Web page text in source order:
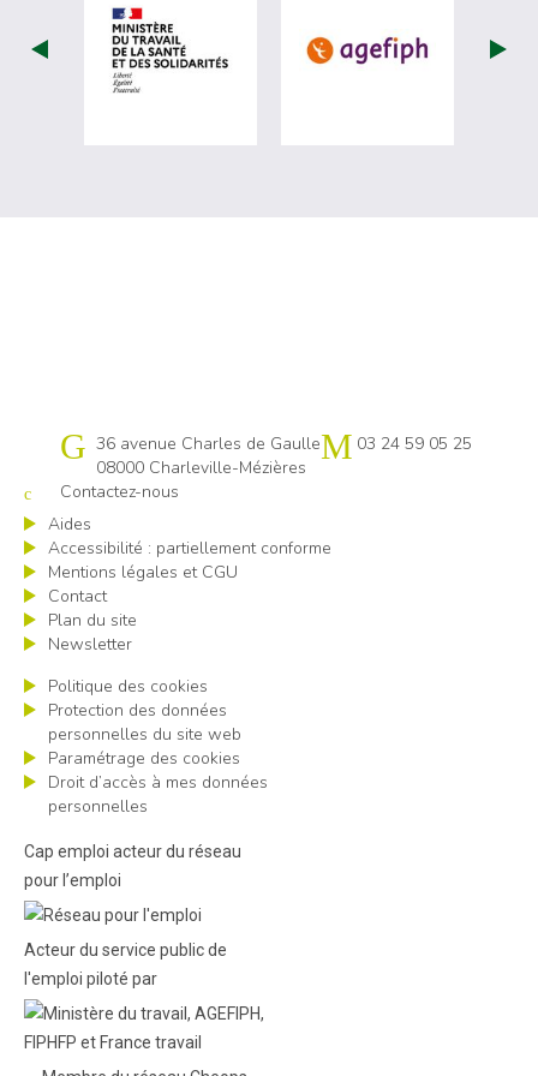
visiter les site de Ministère du travail
visiter les
Cap emploi 08
36 avenue Charles de Gaulle
08000 Charleville-Mézières
03 24 59 05 25
Contactez-nous
Aides
Accessibilité : partiellement conforme
Mentions légales et CGU
Contact
Plan du site
Newsletter
Politique des cookies
Protection des données
personnelles du site web
Paramétrage des cookies
Droit d’accès à mes données
personnelles
Cap emploi acteur du réseau
pour l’emploi
Acteur du service public de
l'emploi piloté par